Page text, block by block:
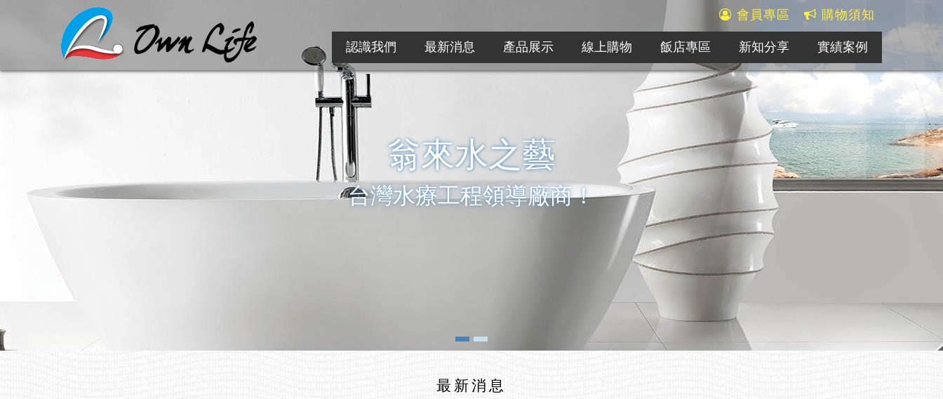
最專業的水療設備
榮獲各大飯店民宿採用！
會員專區 購物須知
認識我們 最新消息 產品展示 線上購物 飯店專區 新知分享 實績案例
最新消息